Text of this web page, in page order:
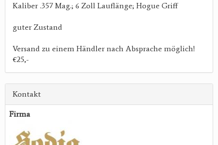
Kaliber .357 Mag.; 6 Zoll Lauflänge; Hogue Griff
guter Zustand
Versand zu einem Händler nach Absprache möglich!
€25,-
Kontakt
Firma